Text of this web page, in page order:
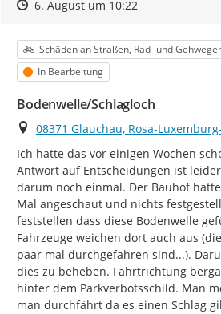
Zeitpunkt des Erstellens
Zeitpunkt des Erstellens
6. August um 10:22Zur Äußerung
Kategorie
Schäden an Straßen, Rad- und
Status
In Bearbeitung
Bodenwelle/Schlagloch
Ort
08371 Glauchau, Rosa-
Ich hatte das vor einigen Wochen
Antwort auf Entscheidungen ist
darum noch einmal. Der Bauhof
Mal angeschaut und nichts
feststellen dass diese Bodenwelle
Fahrzeuge weichen dort auch aus
paar mal durchgefahren sind...).
dies zu beheben. Fahrtrichtung
hinter dem Parkverbotsschild. Man
man durchfährt da es einen Schlag